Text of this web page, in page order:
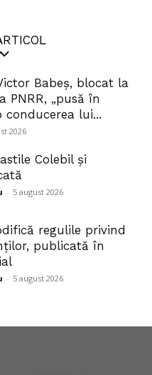
Babeș, blocat la
PNRR, „pusă în
conducerea lui...
2026
Colebil și
- 5 august 2026
regulile privind
publicată în
- 5 august 2026